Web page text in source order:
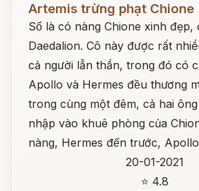
Artemis trừng phạt Chione
Số là có nàng Chione xinh đẹp,
Daedalion. Cô này được rất
cả người lẫn thần, trong đó có
Apollo và Hermes đều thương
trong cùng một đêm, cả hai
nhập vào khuê phòng của
nàng, Hermes đến trước,
20-01-2021
⭐ 4.8